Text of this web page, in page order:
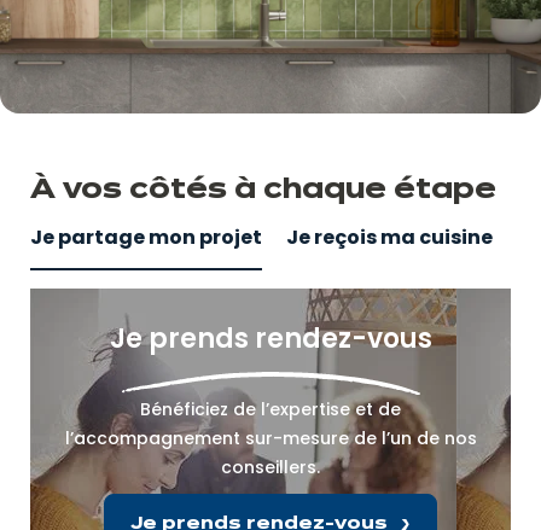
À vos côtés à chaque étape
Je partage mon projet Je reçois ma cuisine
Je prends rendez-vous
Bénéficiez de l’expertise et de
l’accompagnement sur-mesure de l’un de nos
conseillers.
Je prends rendez-vous